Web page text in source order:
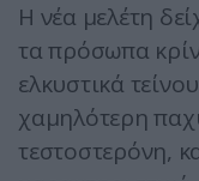
Η νέα μελέτη
τα πρόσωπα
ελκυστικά
χαμηλότερη
τεστοστερόνη,